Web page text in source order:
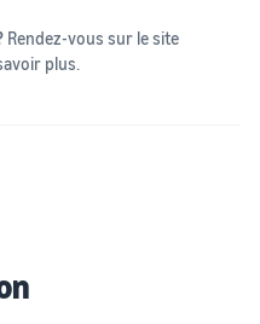
Rendez-vous sur le site
plus.